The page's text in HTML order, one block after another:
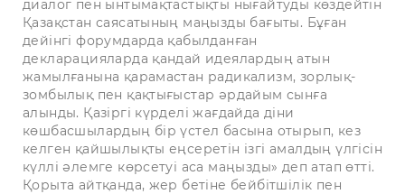
диалог пен ынтымақтастықты нығайтуды көздейтін
Қазақстан саясатының маңызды бағыты. Бұған
дейінгі форумдарда қабылданған
декларацияларда қандай идеялардың атын
жамылғанына қарамастан радикализм, зорлық-
зомбылық пен қақтығыстар әрдайым сынға
алынды. Қазіргі күрделі жағдайда діни
көшбасшылардың бір үстел басына отырып, кез
келген қайшылықты еңсеретін ізгі амалдың үлгісін
күллі әлемге көрсетуі аса маңызды» деп атап өтті.
Қорыта айтқанда, жер бетіне бейбітшілік пен